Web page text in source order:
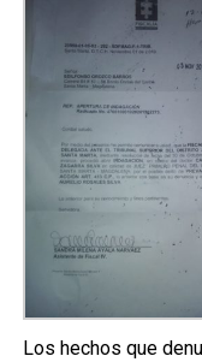
Los hechos que